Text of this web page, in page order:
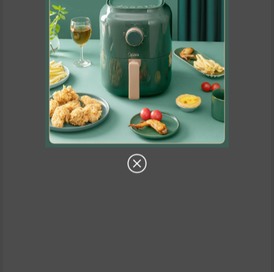
暂无相关内容